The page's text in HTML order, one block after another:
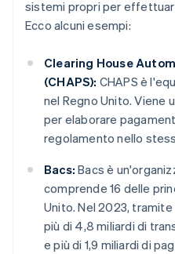
sistemi propri per
Ecco alcuni esempi:
Clearing House
(CHAPS): CHAPS è
nel Regno Unito. Viene
per elaborare
regolamento nello
Bacs: Bacs è
comprende 16 delle
Unito. Nel 2023,
più di 4,8 miliardi di
e più di 1,9 miliardi di